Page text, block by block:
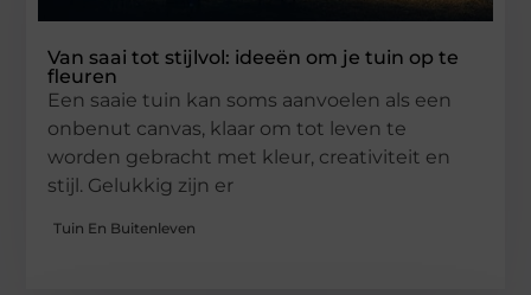
Van saai tot stijlvol: ideeën om je tuin op te
fleuren
Een saaie tuin kan soms aanvoelen als een
onbenut canvas, klaar om tot leven te
worden gebracht met kleur, creativiteit en
stijl. Gelukkig zijn er
Tuin En Buitenleven